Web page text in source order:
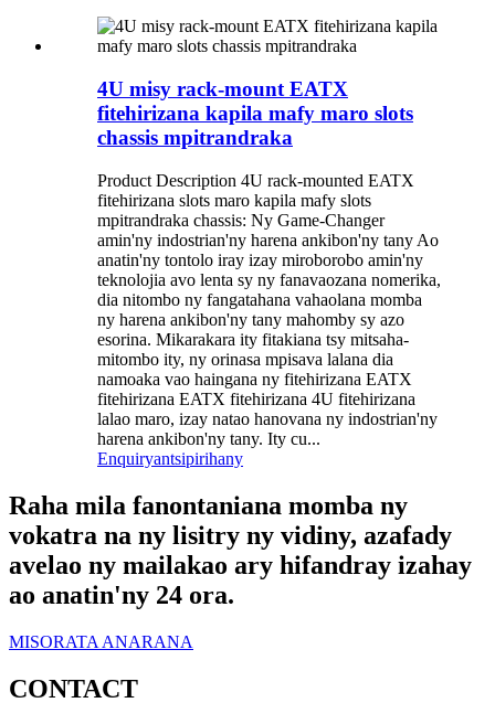
4U misy rack-mount EATX
fitehirizana kapila mafy maro slots
chassis mpitrandraka
Product Description 4U rack-mounted EATX
fitehirizana slots maro kapila mafy slots
mpitrandraka chassis: Ny Game-Changer
amin'ny indostrian'ny harena ankibon'ny tany Ao
anatin'ny tontolo iray izay miroborobo amin'ny
teknolojia avo lenta sy ny fanavaozana nomerika,
dia nitombo ny fangatahana vahaolana momba
ny harena ankibon'ny tany mahomby sy azo
esorina. Mikarakara ity fitakiana tsy mitsaha-
mitombo ity, ny orinasa mpisava lalana dia
namoaka vao haingana ny fitehirizana EATX
fitehirizana EATX fitehirizana 4U fitehirizana
lalao maro, izay natao hanovana ny indostrian'ny
harena ankibon'ny tany. Ity cu...
Enquiryantsipirihany
Raha mila fanontaniana momba ny
vokatra na ny lisitry ny vidiny, azafady
avelao ny mailakao ary hifandray izahay
ao anatin'ny 24 ora.
MISORATA ANARANA
CONTACT